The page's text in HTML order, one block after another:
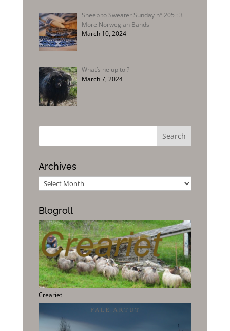
Sheep to Sweater Sunday n° 205 : 3
More Norwegian Bands
March 10, 2024
What’s he up to ?
March 7, 2024
Archives
Archives
Blogroll
Creariet